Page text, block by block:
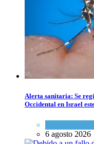
Alerta sanitaria: Se
Occidental en Israel
6 agosto 2026